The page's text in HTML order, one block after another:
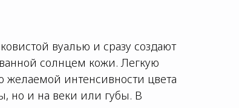
вуалью и сразу создают
солнцем кожи. Легкую
желаемой интенсивности цвета
но и на веки или губы. В